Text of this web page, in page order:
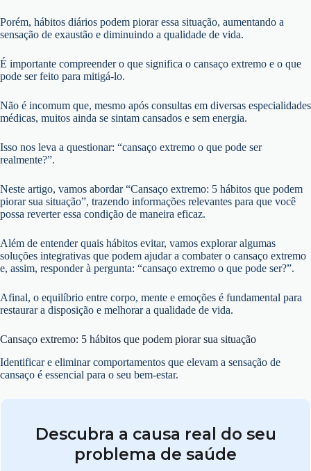
Porém, hábitos diários podem piorar essa situação, aumentando a
sensação de exaustão e diminuindo a qualidade de vida.
É importante compreender o que significa o cansaço extremo e o que
pode ser feito para mitigá-lo.
Não é incomum que, mesmo após consultas em diversas especialidades
médicas, muitos ainda se sintam cansados e sem energia.
Isso nos leva a questionar: “cansaço extremo o que pode ser
realmente?”.
Neste artigo, vamos abordar “Cansaço extremo: 5 hábitos que podem
piorar sua situação”, trazendo informações relevantes para que você
possa reverter essa condição de maneira eficaz.
Além de entender quais hábitos evitar, vamos explorar algumas
soluções integrativas que podem ajudar a combater o cansaço extremo
e, assim, responder à pergunta: “cansaço extremo o que pode ser?”.
Afinal, o equilíbrio entre corpo, mente e emoções é fundamental para
restaurar a disposição e melhorar a qualidade de vida.
Cansaço extremo: 5 hábitos que podem piorar sua situação
Identificar e eliminar comportamentos que elevam a sensação de
cansaço é essencial para o seu bem-estar.
Descubra a causa real do seu
problema de saúde